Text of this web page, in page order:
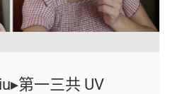
第一三共 UV